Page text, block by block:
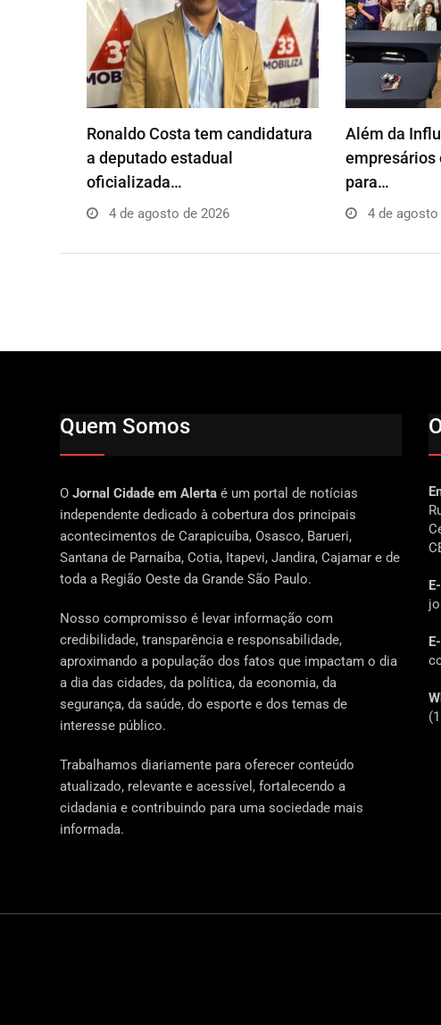
Ronaldo Costa tem candidatura
a deputado estadual
oficializada…
4 de agosto de 2026
Além da
empresários
para…
4 de agosto
Quem Somos
O Jornal Cidade em Alerta é um portal de notícias
independente dedicado à cobertura dos principais
acontecimentos de Carapicuíba, Osasco, Barueri,
Santana de Parnaíba, Cotia, Itapevi, Jandira, Cajamar e de
toda a Região Oeste da Grande São Paulo.
Nosso compromisso é levar informação com
credibilidade, transparência e responsabilidade,
aproximando a população dos fatos que impactam o dia
a dia das cidades, da política, da economia, da
segurança, da saúde, do esporte e dos temas de
interesse público.
Trabalhamos diariamente para oferecer conteúdo
atualizado, relevante e acessível, fortalecendo a
cidadania e contribuindo para uma sociedade mais
informada.